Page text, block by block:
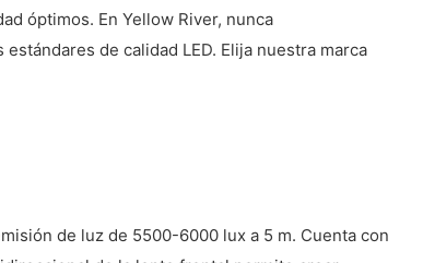
óptimos. En Yellow River, nunca
de calidad LED. Elija nuestra marca
de luz de 5500-6000 lux a 5 m. Cuenta con